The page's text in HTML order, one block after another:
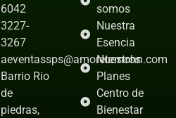
6042
3227-
3267
aeventassps@amoreternohn.com
Barrio Rio
de
piedras,
somos
Nuestra
Esencia
Nuestros
Planes
Centro de
Bienestar